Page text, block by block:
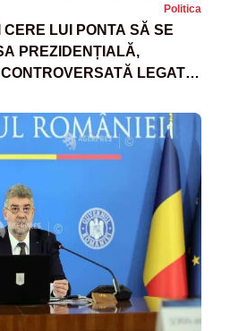
Politica
LUI PONTA SĂ SE
PREZIDENȚIALĂ,
LEGATĂ